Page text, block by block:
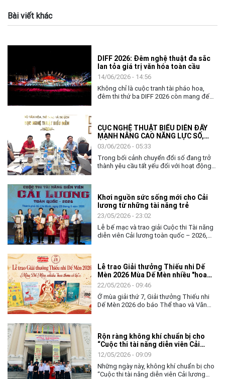
Bài viết khác
DIFF 2026: Đêm nghệ thuật đa sắc
lan tỏa giá trị văn hóa toàn cầu
14/06/2026 - 14:56
Không chỉ là cuộc tranh tài pháo hoa,
đêm thi thứ ba DIFF 2026 còn mang đến
CỤC NGHỆ THUẬT BIỂU DIỄN ĐẨY
MẠNH NÂNG CAO NĂNG LỰC SỐ,
ỨNG DỤNG AI TRONG THỰC THI
CÔNG VỤ
03/06/2026 - 05:33
Trong bối cảnh chuyển đổi số đang trở
thành yêu cầu tất yếu đối với hoạt động
càng có ý nghĩa quan trọng. Với tinh thần
chủ động thích ứng và đổi mới, ngày
02/6, Cục Nghệ thuật biểu diễn đã tổ
chức chương trình tập huấn, bồi dưỡng
về chuyển đổi số và ứng dụng AI cho
toàn thể lãnh đạo, công chức và người
Khơi nguồn sức sống mới cho Cải
lương từ những tài năng trẻ
23/05/2026 - 23:02
Lễ bế mạc và trao giải Cuộc thi Tài năng
diễn viên Cải lương toàn quốc – 2026,
giữ và làm mới nghệ thuật Cải lương
trong đời sống đương đại.
Lễ trao Giải thưởng Thiếu nhi Dế
Mèn 2026 Mùa Dế Mèn nhiều "hoa
thơm cỏ lạ"
22/05/2026 - 09:46
Ở mùa giải thứ 7, Giải thưởng Thiếu nhi
Dế Mèn 2026 do báo Thể thao và Văn
Dế Mèn và 4 Tặng thưởng. Đặc biệt, mùa
giải năm nay còn đánh dấu bước phát
triển mới khi Giải thưởng Lớn "Thành tựu
trọn đời - Hiệp sĩ Dế Mèn" đã tìm được
chủ nhân xứng đáng.
Rộn ràng không khí chuẩn bị cho
“Cuộc thi tài năng diễn viên Cải
lương toàn quốc - 2026”
12/05/2026 - 09:09
Những ngày này, không khí chuẩn bị cho
“Cuộc thi tài năng diễn viên Cải lương